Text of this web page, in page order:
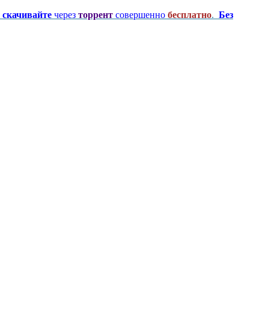
скачивайте через торрент совершенно бесплатно. Без